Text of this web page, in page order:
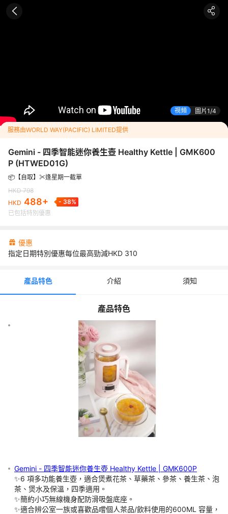
機身配防滑吸盤底座。</p><p>✨適合辨公室一族或喜歡品嚐個人
ML 容量，一人一壺隨意煮。</p><p>✨智能NTC感溫器，微電腦
加厚高硼矽玻璃內膽配防燙機身及手柄，使用更安心。</p><p>✨
蒸泡茶葉，讓沸水瞬間加熱形成蒸汽往上升騰進行噴淋，深度滲透
p><p>✨智能觸控，特設即時溫度倒數工作顯示。</p><p>✨24小
能。</p><p>✨可定時及溫度調較設定。</p><p>✨防乾燒及過熱
nbsp;</p><p><span style="text-decoration: underline; color:
</span></p><p>✨功率：600W。</p><p>✨產品尺寸：150W x
</p><p>&nbsp;</p><p><span style="text-decoration:
保養期</span></p><p>✨憑購買收據可享一年香港代理保養使用
保養資料請保留彩盒上的保養貼紙及保留收據正本</strong>)。
</p><p>✨地址︰香港九龍灣啓祥道20號大昌行集團大廈4樓</
0service@gilman-group.com</p><p>✨聯絡電話 : 82108210</
📌️自取：逢「星期一」截單，如截單日為公眾假期會提早 1 個工作天
起計，最快約 7~10 個工天到貨(不包括星期六日及公眾假期)，如遇
素(例如：中秋節、聖誕節、農歷新年及復活節前後)，有機會延遲到貨
📌️自取需知：收到取貨通知後，請在 7 天內到指定永安旅遊門市取貨。
📌️【商戶派送】：此商品由商戶直接發貨。發貨時間一般在「訂單購
2~3 個工作天到貨 (不包括星期六日及公眾假期)，但實際送貨時間視
須知
責任細則
特別提示
視頻 圖片1 4
團號：HTWED01G
服務由WORLD WAY(PACIFIC) LIMITED提供
Gemini - 四季智能迷你養生壺 Healthy Kettle | GMK600
P (HTWED01G)
📦【自取】✂️逢星期一截單
HKD798
HKD 488+ - 38%
已包括特別優惠
優惠
指定日期特別優惠每位最高勁減HKD 310
產品特色 介紹 須知
產品特色
Gemini - 四季智能迷你養生壺 Healthy Kettle | GMK600P
✨6 項多功能養生壺，適合煲煮花茶、草藥茶、參茶、養生茶、泡
茶、煲水及保溫，四季適用。
✨簡約小巧無線機身配防滑吸盤底座。
✨適合辨公室一族或喜歡品嚐個人茶品/飲料使用的600ML 容量，